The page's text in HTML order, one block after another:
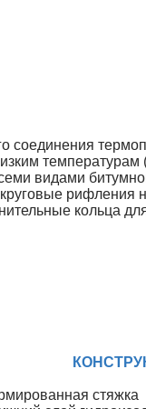
соединения
температурам
видами
рифления
кольца
стяжка